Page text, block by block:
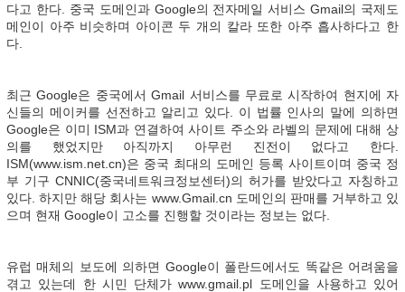
다고 한다. 중국 도메인과 Google의 전자메일 서비스 Gmail의 국제도
메인이 아주 비슷하며 아이콘 두 개의 칼라 또한 아주 흡사하다고 한
다.
최근 Google은 중국에서 Gmail 서비스를 무료로 시작하여 현지에 자
신들의 메이커를 선전하고 알리고 있다. 이 법률 인사의 말에 의하면
Google은 이미 ISM과 연결하여 사이트 주소와 라벨의 문제에 대해 상
의를 했었지만 아직까지 아무런 진전이 없다고 한다.
ISM(www.ism.net.cn)은 중국 최대의 도메인 등록 사이트이며 중국 정
부 기구 CNNIC(중국네트워크정보센터)의 허가를 받았다고 자칭하고
있다. 하지만 해당 회사는 www.Gmail.cn 도메인의 판매를 거부하고 있
으며 현재 Google이 고소를 진행할 것이라는 정보는 없다.
유럽 매체의 보도에 의하면 Google이 폴란드에서도 똑같은 어려움을
겪고 있는데 한 시민 단체가 www.gmail.pl 도메인을 사용하고 있어